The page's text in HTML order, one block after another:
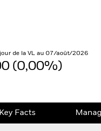
de la VL au 07/août/2026
(0,00%)
Key Facts